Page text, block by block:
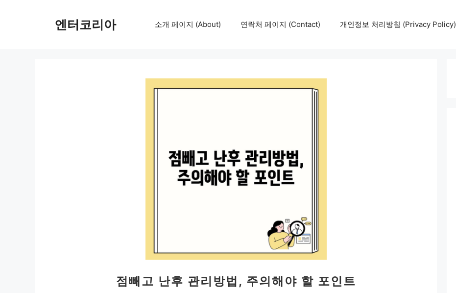
엔터코리아 소개 페이지 (About) 연락처 페이지 (Contact) 개인정보 처리방침 (Privacy Policy)
점빼고 난후 관리방법, 주의해야 할 포인트